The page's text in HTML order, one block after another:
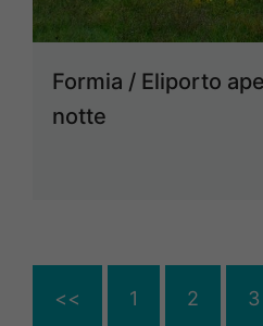
Formia / Eliporto
notte
<< 1 2 3